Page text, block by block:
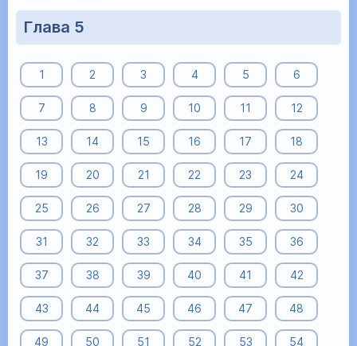
Глава 5
1 2 3 4 5 6
7 8 9 10 11 12
13 14 15 16 17 18
19 20 21 22 23 24
25 26 27 28 29 30
31 32 33 34 35 36
37 38 39 40 41 42
43 44 45 46 47 48
49 50 51 52 53 54